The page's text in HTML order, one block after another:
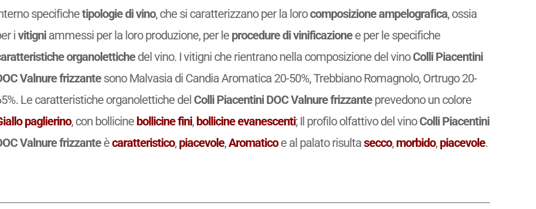
specifichetipologie di vino, che si caratterizzano per la lorocomposizione ampelografica, ossia
ivitigniammessi per la loro produzione, per le procedure di vinificazionee per le specifiche
organolettichedel vino. I vitigni che rientrano nella composizione del vinoColli Piacentini
Valnure frizzantesono Malvasia di Candia Aromatica 20-50%, Trebbiano Romagnolo, Ortrugo 20-
Le caratteristiche organolettiche del Colli Piacentini DOC Valnure frizzanteprevedono un colore
paglierino, con bollicine bollicine fini, bollicine evanescenti; Il profilo olfattivo del vinoColli Piacentini
Valnure frizzanteècaratteristico, piacevole,Aromaticoe al palato risultasecco, morbido, piacevole.